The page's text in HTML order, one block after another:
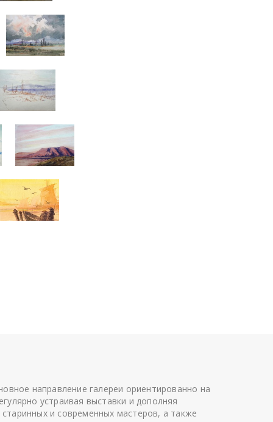
направление галереи ориентированно на
устраивая выставки и дополняя
и современных мастеров, а также